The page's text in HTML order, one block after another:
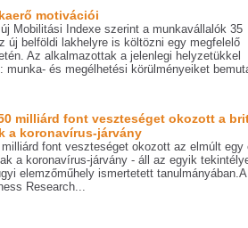
motivációi
Mobilitási Indexe szerint a munkavállalók 35
új belföldi lakhelyre is költözni egy megfelelő
Az alkalmazottak a jelenlegi helyzetükkel
munka- és megélhetési körülményeiket
milliárd font veszteséget okozott a
a koronavírus-járvány
font veszteséget okozott az elmúlt egy
a koronavírus-járvány - áll az egyik
elemzőműhely ismertetett
Research...